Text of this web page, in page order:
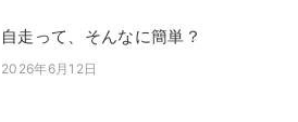
自走って、そんなに簡単？
投稿日
2026年6月12日